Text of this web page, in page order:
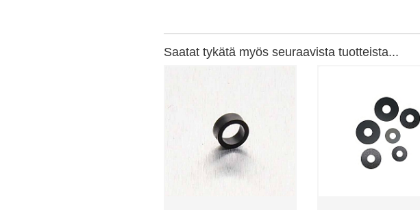
Saatat tykätä myös seuraavista tuotteista...